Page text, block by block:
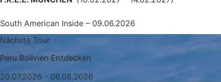
South American Inside – 09.06.2026
Nächste Tour
Peru Bolivien Entdecken
20.07.2026 - 06.08.2026